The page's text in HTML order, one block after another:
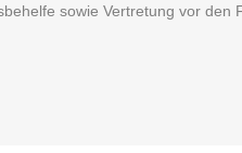
sowie Vertretung vor den